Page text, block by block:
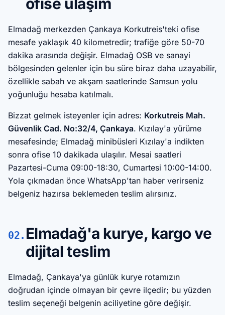
Elmadağ merkezden Çankaya Korkutreis'teki ofise
mesafe yaklaşık 40 kilometredir; trafiğe göre 50-70
dakika arasında değişir. Elmadağ OSB ve sanayi
bölgesinden gelenler için bu süre biraz daha uzayabilir,
özellikle sabah ve akşam saatlerinde Samsun yolu
yoğunluğu hesaba katılmalı.
Bizzat gelmek isteyenler için adres: Korkutreis Mah.
Güvenlik Cad. No:32/4, Çankaya. Kızılay'a yürüme
mesafesinde; Elmadağ minibüsleri Kızılay'a indikten
sonra ofise 10 dakikada ulaşılır. Mesai saatleri
Pazartesi-Cuma 09:00-18:30, Cumartesi 10:00-14:00.
Yola çıkmadan önce WhatsApp'tan haber verirseniz
belgeniz hazırsa beklemeden teslim alırsınız.
02. Elmadağ'a kurye, kargo ve
dijital teslim
Elmadağ, Çankaya'ya günlük kurye rotamızın
doğrudan içinde olmayan bir çevre ilçedir; bu yüzden
teslim seçeneği belgenin aciliyetine göre değişir.